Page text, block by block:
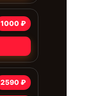
1000 ₽
2590 ₽